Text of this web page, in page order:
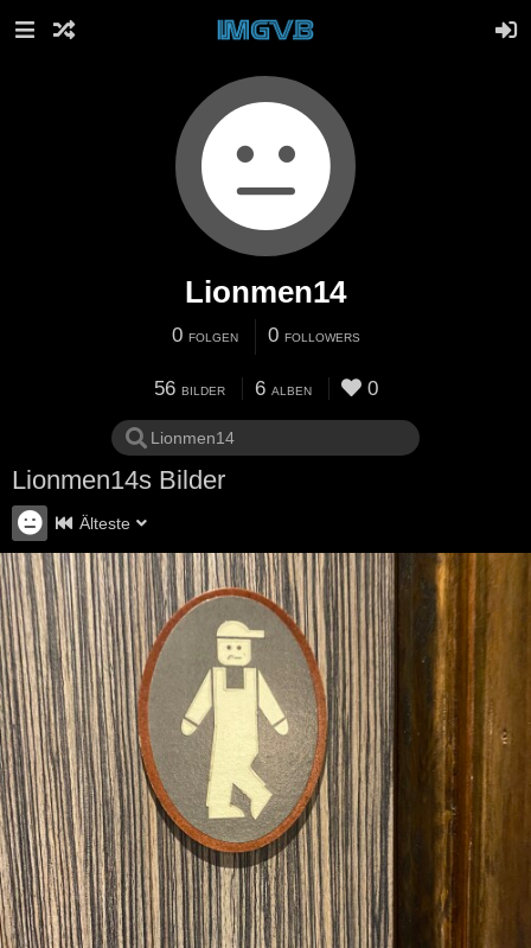
Lionmen14
0 FOLGEN 0 FOLLOWERS
56 BILDER 6 ALBEN 0
Lionmen14s Bilder
Älteste